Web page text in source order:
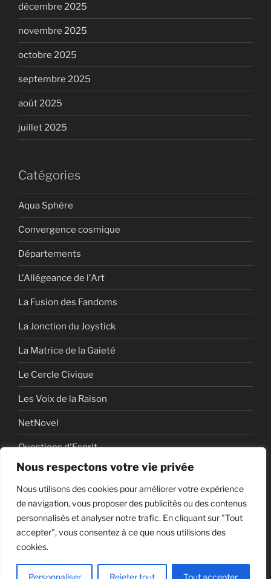
Nous respectons votre vie privée
Nous utilisons des cookies pour améliorer votre expérience
de navigation, vous proposer des publicités ou des contenus
personnalisés et analyser notre trafic. En cliquant sur "Tout
accepter", vous consentez à ce que nous utilisions des
cookies.
Personnaliser Rejeter tout Tout accepter
décembre 2025
novembre 2025
octobre 2025
septembre 2025
août 2025
juillet 2025
Catégories
Aqua Sphère
Convergence cosmique
Départements
L'Allégeance de l'Art
La Fusion des Fandoms
La Jonction du Joystick
La Matrice de la Gaieté
Le Cercle Civique
Les Voix de la Raison
NetNovel
Questions d'Esprit
Série
Série vidéo
WordPress